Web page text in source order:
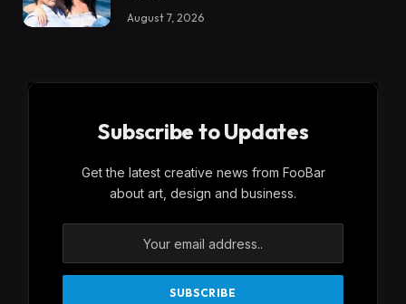
August 7, 2026
Subscribe to Updates
Get the latest creative news from FooBar
about art, design and business.